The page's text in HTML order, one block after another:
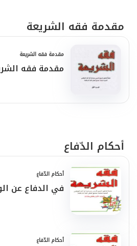
مقدمة فقه الشريعة
مقدمة فقه الشريعة
مقدمة فقه
أحكام الدّفاع
أحكام الدّفاع
في الدفاع عن
أحكام الدّفاع